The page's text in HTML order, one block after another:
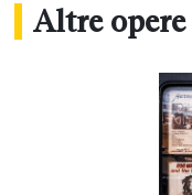
Altre opere